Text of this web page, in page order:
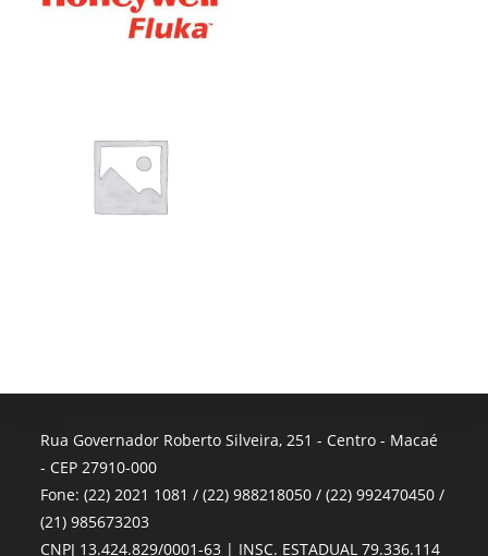
Rua Governador Roberto Silveira, 251 - Centro - Macaé
- CEP 27910-000
Fone: (22) 2021 1081 / (22) 988218050 / (22) 992470450 /
(21) 985673203
CNPJ 13.424.829/0001-63 | INSC. ESTADUAL 79.336.114